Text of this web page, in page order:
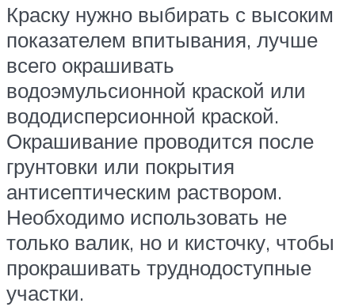
Краску нужно выбирать с высоким
показателем впитывания, лучше
всего окрашивать
водоэмульсионной краской или
вододисперсионной краской.
Окрашивание проводится после
грунтовки или покрытия
антисептическим раствором.
Необходимо использовать не
только валик, но и кисточку, чтобы
прокрашивать труднодоступные
участки.